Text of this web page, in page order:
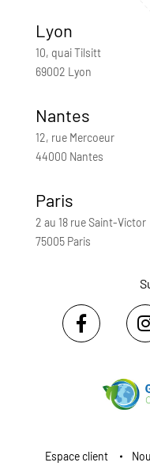
Lyon
10, quai Tilsitt
69002 Lyon
Nantes
12, rue Mercoeur
44000 Nantes
Paris
2 au 18 rue Saint-Victor
75005 Paris
Espace client